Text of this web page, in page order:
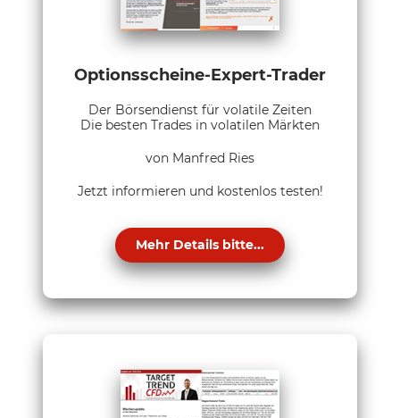
Optionsscheine-Expert-Trader
Der Börsendienst für volatile Zeiten
Die besten Trades in volatilen Märkten
von Manfred Ries
Jetzt informieren und kostenlos testen!
Mehr Details bitte...